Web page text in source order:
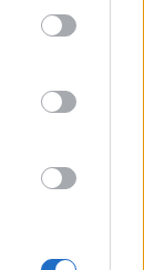
dopo